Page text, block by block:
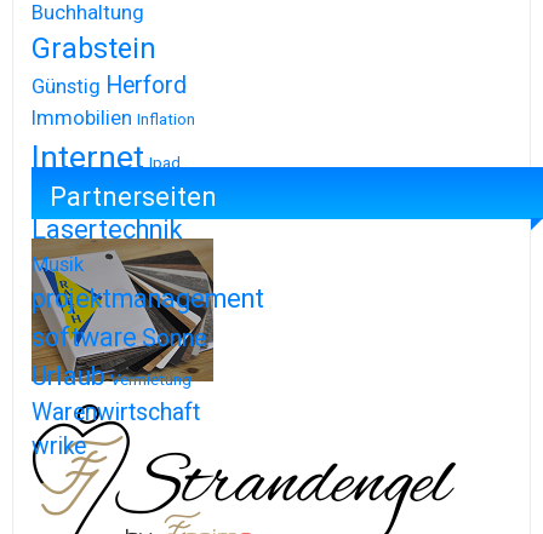
Buchhaltung
Grabstein
Günstig Herford
Immobilien Inflation
Internet Ipad
Iphone
Lasertechnik
Musik
projektmanagement
softwareSonne
Urlaub Vermietung
Warenwirtschaft
wrike
Partnerseiten